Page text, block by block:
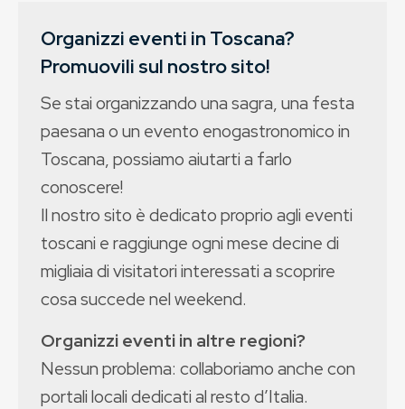
Organizzi eventi in Toscana?
Promuovili sul nostro sito!
Se stai organizzando una sagra, una festa
paesana o un evento enogastronomico in
Toscana, possiamo aiutarti a farlo
conoscere!
Il nostro sito è dedicato proprio agli eventi
toscani e raggiunge ogni mese decine di
migliaia di visitatori interessati a scoprire
cosa succede nel weekend.
Organizzi eventi in altre regioni?
Nessun problema: collaboriamo anche con
portali locali dedicati al resto d’Italia.